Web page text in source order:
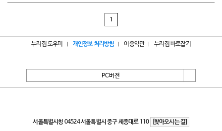
1
누리집 도우미 개인정보 처리방침 이용약관 누리집 바로잡기
PC버전
서울특별시청 04524 서울특별시 중구 세종대로 110
[찾아오시는 길]